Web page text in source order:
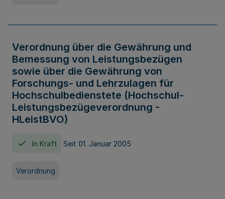
Verordnung über die Gewährung und
Bemessung von Leistungsbezügen
sowie über die Gewährung von
Forschungs- und Lehrzulagen für
Hochschulbedienstete (Hochschul-
Leistungsbezügeverordnung -
HLeistBVO)
In Kraft Seit 01. Januar 2005
Verordnung